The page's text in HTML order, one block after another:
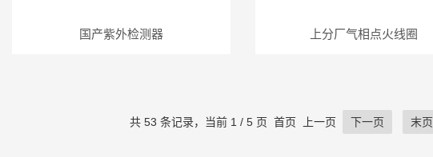
国产紫外检测器 上分厂气相点火线圈
共 53 条记录，当前 1 / 5 页 首页 上一页 下一页 末页